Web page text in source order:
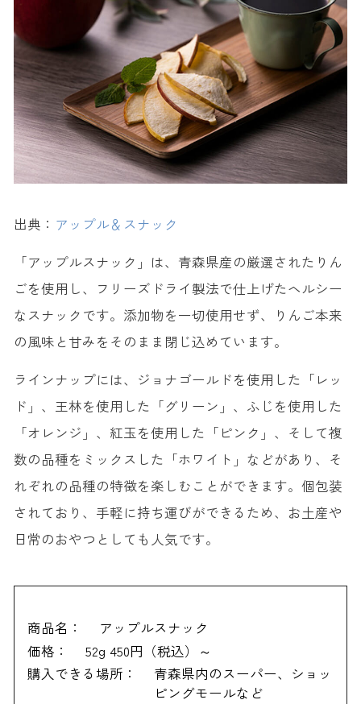
出典： アップル＆スナック
「アップルスナック」は、青森県産の厳選されたりん
ごを使用し、フリーズドライ製法で仕上げたヘルシー
なスナックです。添加物を一切使用せず、りんご本来
の風味と甘みをそのまま閉じ込めています。
ラインナップには、ジョナゴールドを使用した「レッ
ド」、王林を使用した「グリーン」、ふじを使用した
「オレンジ」、紅玉を使用した「ピンク」、そして複
数の品種をミックスした「ホワイト」などがあり、そ
れぞれの品種の特徴を楽しむことができます。個包装
されており、手軽に持ち運びができるため、お土産や
日常のおやつとしても人気です。
商品名：
アップルスナック
価格：
52g 450円（税込）～
購入できる場所：
青森県内のスーパー、ショッ
ピングモールなど